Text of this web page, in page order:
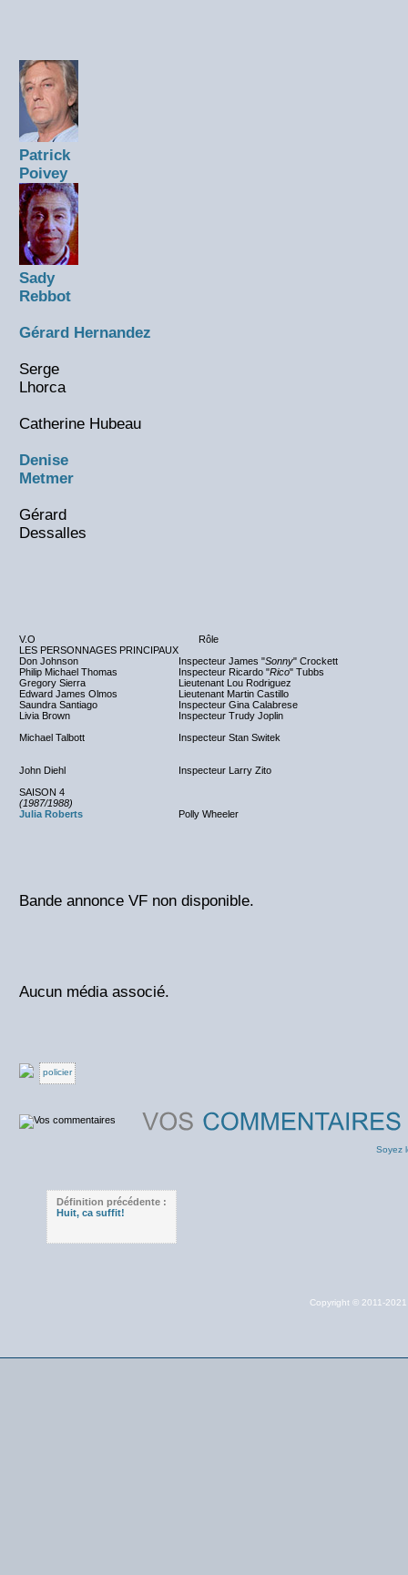
Patrick
Poivey
Sady
Rebbot
Gérard Hernandez
Serge
Lhorca
Catherine Hubeau
Denise
Metmer
Gérard
Dessalles
V.O
Rôle
LES PERSONNAGES PRINCIPAUX
Don Johnson
Inspecteur James "Sonny" Crockett
Philip Michael Thomas
Inspecteur Ricardo "Rico" Tubbs
Gregory Sierra
Lieutenant Lou Rodriguez
Edward James Olmos
Lieutenant Martin Castillo
Saundra Santiago
Inspecteur Gina Calabrese
Livia Brown
Inspecteur Trudy Joplin
Michael Talbott
Inspecteur Stan Switek
John Diehl
Inspecteur Larry Zito
SAISON 4
(1987/1988)
Julia Roberts
Polly Wheeler
Bande annonce VF non disponible.
Aucun média associé.
policier
Soyez
Définition précédente :
Huit, ca suffit!
Copyright © 2011-